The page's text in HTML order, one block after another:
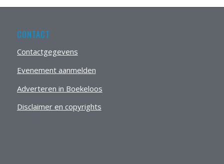
CONTACT
Contactgegevens
Evenement aanmelden
Adverteren in Boekeloos
Disclaimer en copyrights